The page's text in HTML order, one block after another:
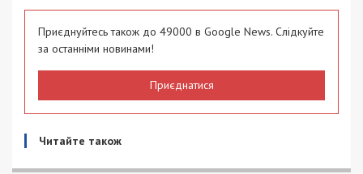
Приєднуйтесь також до 49000 в Google News. Слідкуйте
за останніми новинами!
Приєднатися
Читайте також